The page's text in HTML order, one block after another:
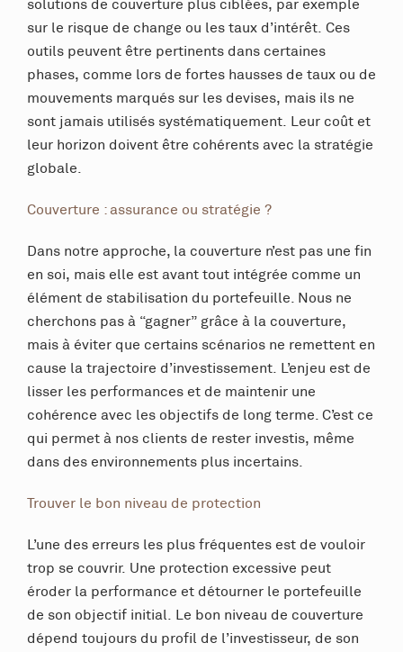
solutions de couverture plus ciblées, par exemple
sur le risque de change ou les taux d’intérêt. Ces
outils peuvent être pertinents dans certaines
phases, comme lors de fortes hausses de taux ou de
mouvements marqués sur les devises, mais ils ne
sont jamais utilisés systématiquement. Leur coût et
leur horizon doivent être cohérents avec la stratégie
globale.
Couverture : assurance ou stratégie ?
Dans notre approche, la couverture n’est pas une fin
en soi, mais elle est avant tout intégrée comme un
élément de stabilisation du portefeuille. Nous ne
cherchons pas à “gagner” grâce à la couverture,
mais à éviter que certains scénarios ne remettent en
cause la trajectoire d’investissement. L’enjeu est de
lisser les performances et de maintenir une
cohérence avec les objectifs de long terme. C’est ce
qui permet à nos clients de rester investis, même
dans des environnements plus incertains.
Trouver le bon niveau de protection
L’une des erreurs les plus fréquentes est de vouloir
trop se couvrir. Une protection excessive peut
éroder la performance et détourner le portefeuille
de son objectif initial. Le bon niveau de couverture
dépend toujours du profil de l’investisseur, de son